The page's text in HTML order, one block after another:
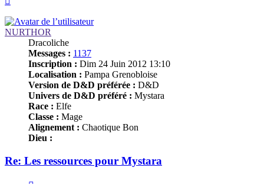
NURTHOR
Dracoliche
Messages : 1137
Inscription : Dim 24 Juin 2012 13:10
Localisation : Pampa Grenobloise
Version de D&D préférée : D&D
Univers de D&D préféré : Mystara
Race : Elfe
Classe : Mage
Alignement : Chaotique Bon
Dieu :
Re: Les ressources pour Mystara